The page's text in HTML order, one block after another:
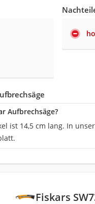
Aufbrechsäge?
ist 14,5 cm lang. In
Fiskars